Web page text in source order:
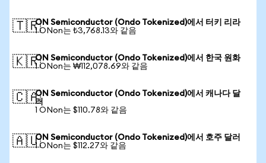
🇹🇷ON Semiconductor (Ondo Tokenized)에서 터키 리라
1 ONon는 ₺3,768.13와 같음
🇰🇷ON Semiconductor (Ondo Tokenized)에서 한국 원화
1 ONon는 ₩112,078.69와 같음
🇨🇦ON Semiconductor (Ondo Tokenized)에서 캐나다 달
러
1 ONon는 $110.78와 같음
🇦🇺ON Semiconductor (Ondo Tokenized)에서 호주 달러
1 ONon는 $112.27와 같음